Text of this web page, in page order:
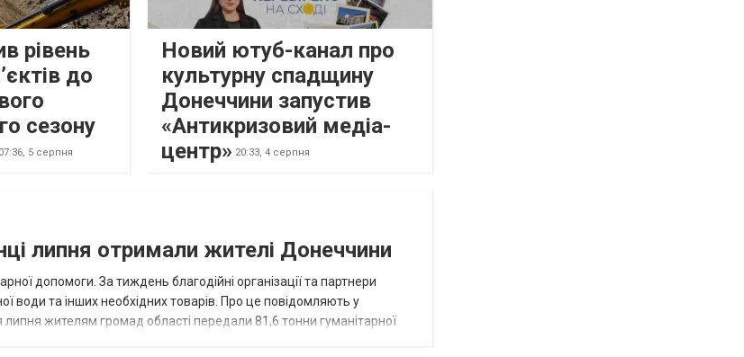
рівень
до
сезону
07:36, 5 серпня
Новий ютуб-канал про
культурну спадщину
Донеччини запустив
«Антикризовий медіа-
центр» 20:33, 4 серпня
липня отримали жителі Донеччини
допомоги. За тиждень благодійні організації та партнери
води та інших необхідних товарів. Про це повідомляють у
липня жителям громад області передали 81,6 тонни гуманітарної